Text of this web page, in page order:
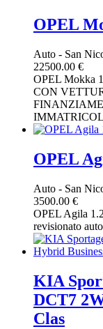
OPEL
Auto - San
22500.00 €
OPEL Mokka
CON
OPEL
Auto - San
3500.00 €
OPEL Agila
revisionato
KIA
DCT7
Clas